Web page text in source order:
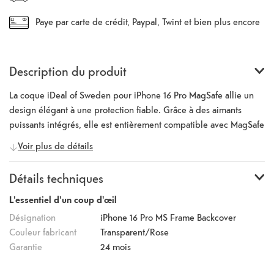
Paye par carte de crédit, Paypal, Twint et bien plus encore
Description du produit
La coque iDeal of Sweden pour iPhone 16 Pro MagSafe allie un
design élégant à une protection fiable. Grâce à des aimants
puissants intégrés, elle est entièrement compatible avec MagSafe
et prend en charge le chargement sans fil. Les bords surélevés
protègent l'écran et la caméra. De plus, la coque est conforme à
résister à des chutes de 3 mètres de haut sans dommage. Que ce
soit contre la poussière, la saleté ou les rayures, la coque en TPU
recyclé et résistant aux chocs offre une protection fiable sans
compromettre le design épuré de l'iPhone.
Voir plus de détails
Détails techniques
L'essentiel d'un coup d'œil
Désignation
iPhone 16 Pro MS Frame Backcover
Couleur fabricant
Transparent/Rose
Garantie
24 mois